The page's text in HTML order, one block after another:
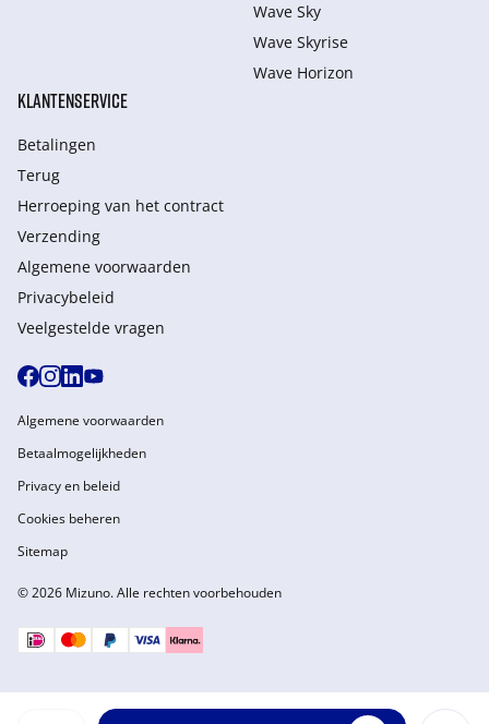
Wave Sky
Wave Skyrise
Wave Horizon
KLANTENSERVICE
Betalingen
Terug
Herroeping van het contract
Verzending
Algemene voorwaarden
Privacybeleid
Veelgestelde vragen
© 2026 Mizuno. Alle rechten voorbehouden
Algemene voorwaarden
Betaalmogelijkheden
Privacy en beleid
Cookies beheren
Sitemap